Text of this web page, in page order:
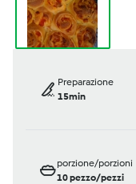
Preparazione
15min
porzione/porzioni
10pezzo/pezzi